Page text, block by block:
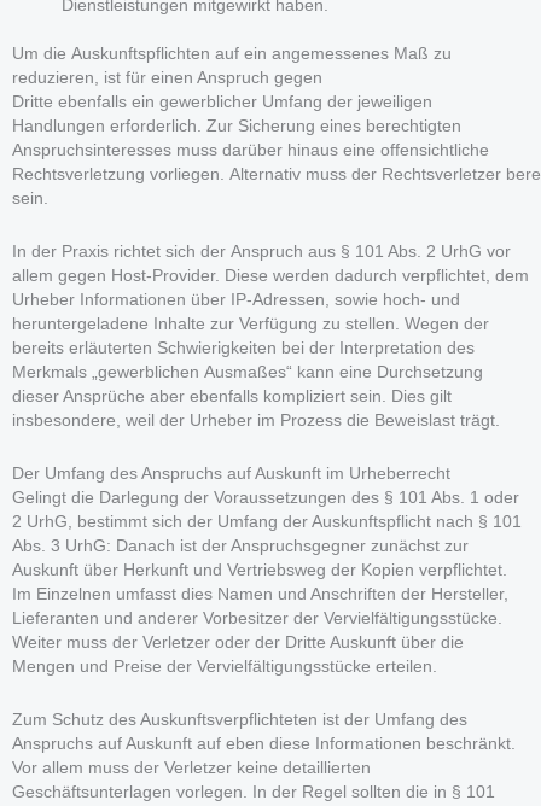
Dienstleistungen mitgewirkt haben.
Um die Auskunftspflichten auf ein angemessenes Maß zu
reduzieren, ist für einen Anspruch gegen
Dritte ebenfalls ein gewerblicher Umfang der jeweiligen
Handlungen erforderlich. Zur Sicherung eines berechtigten
Anspruchsinteresses muss darüber hinaus eine offensichtliche
Rechtsverletzung vorliegen. Alternativ muss der Rechtsverletzer
sein.
In der Praxis richtet sich der Anspruch aus § 101 Abs. 2 UrhG vor
allem gegen Host-Provider. Diese werden dadurch verpflichtet, dem
Urheber Informationen über IP-Adressen, sowie hoch- und
heruntergeladene Inhalte zur Verfügung zu stellen. Wegen der
bereits erläuterten Schwierigkeiten bei der Interpretation des
Merkmals „gewerblichen Ausmaßes“ kann eine Durchsetzung
dieser Ansprüche aber ebenfalls kompliziert sein. Dies gilt
insbesondere, weil der Urheber im Prozess die Beweislast trägt.
Der Umfang des Anspruchs auf Auskunft im Urheberrecht
Gelingt die Darlegung der Voraussetzungen des § 101 Abs. 1 oder
2 UrhG, bestimmt sich der Umfang der Auskunftspflicht nach § 101
Abs. 3 UrhG: Danach ist der Anspruchsgegner zunächst zur
Auskunft über Herkunft und Vertriebsweg der Kopien verpflichtet.
Im Einzelnen umfasst dies Namen und Anschriften der Hersteller,
Lieferanten und anderer Vorbesitzer der Vervielfältigungsstücke.
Weiter muss der Verletzer oder der Dritte Auskunft über die
Mengen und Preise der Vervielfältigungsstücke erteilen.
Zum Schutz des Auskunftsverpflichteten ist der Umfang des
Anspruchs auf Auskunft auf eben diese Informationen beschränkt.
Vor allem muss der Verletzer keine detaillierten
Geschäftsunterlagen vorlegen. In der Regel sollten die in § 101